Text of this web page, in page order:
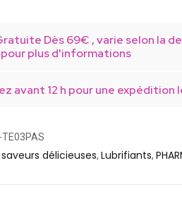
Dès 69€ , varie selon la
plus d'informations
avant 12 h pour une expédition
TE03PAS
délicieuses, Lubrifiants,